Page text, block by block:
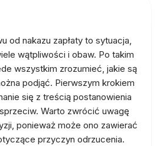
od nakazu zapłaty to sytuacja,
wątpliwości i obaw. Po takim
wszystkim zrozumieć, jakie są
podjąć. Pierwszym krokiem
się z treścią postanowienia
Warto zwrócić uwagę
ponieważ może ono zawierać
przyczyn odrzucenia.